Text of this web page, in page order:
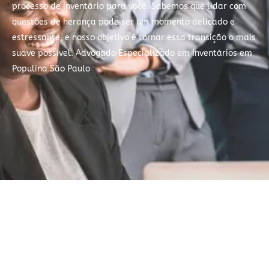
processo de inventário para você. Sabemos que lidar com
questões de herança pode ser um momento delicado e
estressante, e nosso objetivo é tornar essa transição o mais
suave possível. Advogado Especializado em Inventários em
Populina São Paulo